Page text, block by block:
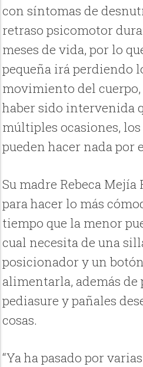
con síntomas de
retraso psicomotor
meses de vida, por lo
pequeña irá perdiendo
movimiento del cuerpo,
haber sido intervenida
múltiples ocasiones,
pueden hacer nada por
Su madre Rebeca
para hacer lo más
tiempo que la menor
cual necesita de una
posicionador y un
alimentarla, además de
pediasure y pañales
cosas.
“Ya ha pasado por